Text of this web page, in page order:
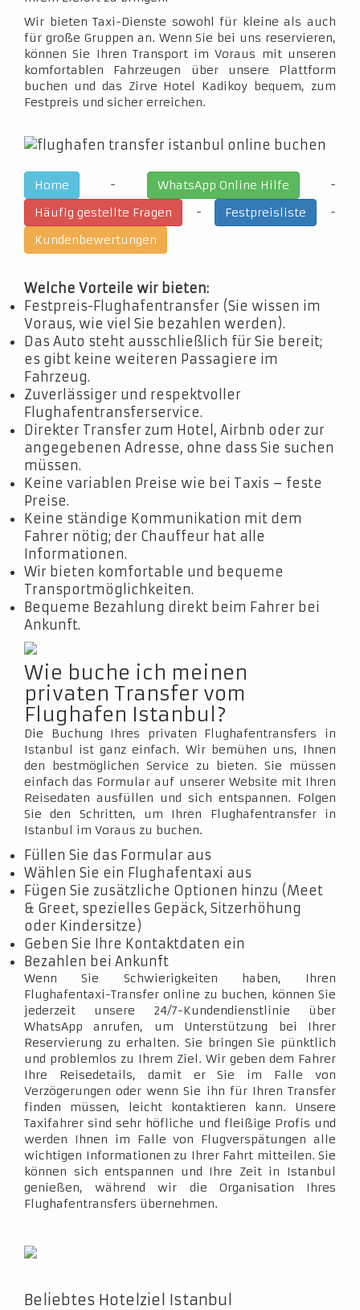
Wir bieten Taxi-Dienste sowohl für kleine als auch
für große Gruppen an. Wenn Sie bei uns reservieren,
können Sie Ihren Transport im Voraus mit unseren
komfortablen Fahrzeugen über unsere Plattform
buchen und das Zirve Hotel Kadikoy bequem, zum
Festpreis und sicher erreichen.
Home - WhatsApp Online Hilfe
-
Häufig gestellte Fragen
- Festpreisliste
-
Kundenbewertungen
Welche Vorteile wir bieten:
Festpreis-Flughafentransfer (Sie wissen im
Voraus, wie viel Sie bezahlen werden).
Das Auto steht ausschließlich für Sie bereit;
es gibt keine weiteren Passagiere im
Fahrzeug.
Zuverlässiger und respektvoller
Flughafentransferservice.
Direkter Transfer zum Hotel, Airbnb oder zur
angegebenen Adresse, ohne dass Sie suchen
müssen.
Keine variablen Preise wie bei Taxis – feste
Preise.
Keine ständige Kommunikation mit dem
Fahrer nötig; der Chauffeur hat alle
Informationen.
Wir bieten komfortable und bequeme
Transportmöglichkeiten.
Bequeme Bezahlung direkt beim Fahrer bei
Ankunft.
Wie buche ich meinen
privaten Transfer vom
Flughafen Istanbul?
Die Buchung Ihres privaten Flughafentransfers in
Istanbul ist ganz einfach. Wir bemühen uns, Ihnen
den bestmöglichen Service zu bieten. Sie müssen
einfach das Formular auf unserer Website mit Ihren
Reisedaten ausfüllen und sich entspannen. Folgen
Sie den Schritten, um Ihren Flughafentransfer in
Istanbul im Voraus zu buchen.
Füllen Sie das Formular aus
Wählen Sie ein Flughafentaxi aus
Fügen Sie zusätzliche Optionen hinzu (Meet
& Greet, spezielles Gepäck, Sitzerhöhung
oder Kindersitze)
Geben Sie Ihre Kontaktdaten ein
Bezahlen bei Ankunft
Wenn Sie Schwierigkeiten haben, Ihren
Flughafentaxi-Transfer online zu buchen, können Sie
jederzeit unsere 24/7-Kundendienstlinie über
WhatsApp anrufen, um Unterstützung bei Ihrer
Reservierung zu erhalten. Sie bringen Sie pünktlich
und problemlos zu Ihrem Ziel. Wir geben dem Fahrer
Ihre Reisedetails, damit er Sie im Falle von
Verzögerungen oder wenn Sie ihn für Ihren Transfer
finden müssen, leicht kontaktieren kann. Unsere
Taxifahrer sind sehr höfliche und fleißige Profis und
werden Ihnen im Falle von Flugverspätungen alle
wichtigen Informationen zu Ihrer Fahrt mitteilen. Sie
können sich entspannen und Ihre Zeit in Istanbul
genießen, während wir die Organisation Ihres
Flughafentransfers übernehmen.
Beliebtes Hotelziel Istanbul